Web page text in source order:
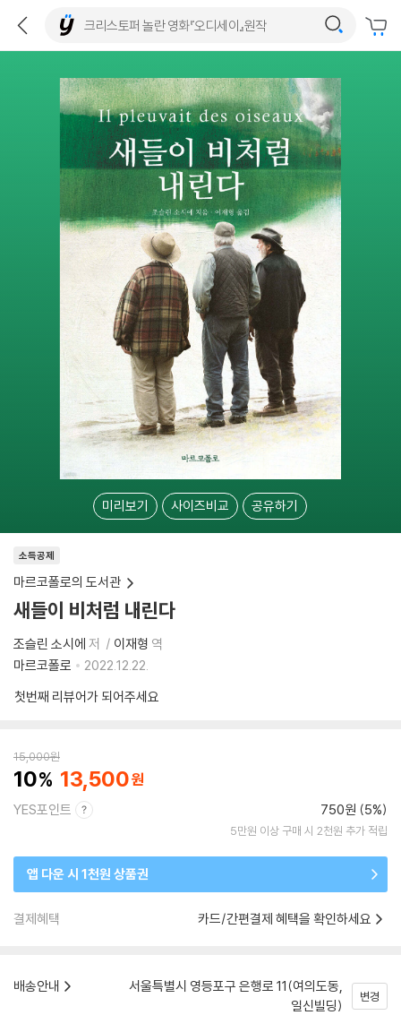
미리보기 사이즈비교 공유하기
소득공제
마르코폴로의 도서관
새들이 비처럼 내린다
조슬린 소시에 저 이재형 역
마르코폴로
2022.12.22.
첫번째 리뷰어가 되어주세요
15,000원
10 13,500
YES포인트 750원 (5%)
5만원 이상 구매 시 2천원 추가 적립
앱 다운 시 1천원 상품권
결제혜택 카드/간편결제 혜택을 확인하세요
배송안내
서울특별시 영등포구 은행로 11(여의도동,
일신빌딩)
변경